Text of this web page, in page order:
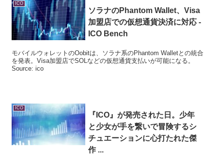
ICO
ソラナのPhantom Wallet、Visa
加盟店での仮想通貨決済に対応 -
ICO Bench
モバイルウォレットのOobitは、ソラナ系のPhantom Walletとの統合
を発表。Visa加盟店でSOLなどの仮想通貨支払いが可能になる。
Source: ico
ICO
『 ICO 』が発売された日。少年
と少女が手を繋いで冒険するシ
チュエーションに心打たれた傑
作 ...